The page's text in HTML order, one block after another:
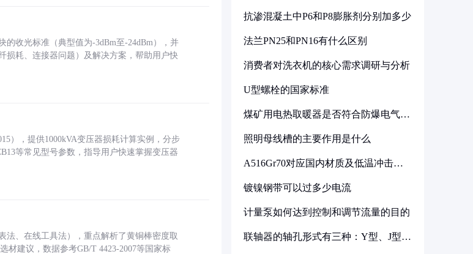
收光标准（典型值为-3dBm至-24dBm），并
损耗、连接器问题）及解决方案，帮助用户快
），提供1000kVA变压器损耗计算实例，分步
等常见型号参数，指导用户快速掌握变压器
法、在线工具法），重点解析了黄铜棒密度取
材建议，数据参考GB/T 4423-2007等国家标
抗渗混凝土中P6和P8膨胀剂分别加多少
法兰PN25和PN16有什么区别
消费者对洗衣机的核心需求调研与分析
U型螺栓的国家标准
煤矿用电热取暖器是否符合防爆电气设
照明母线槽的主要作用是什么
A516Gr70对应国内材质及低温冲击要
镀镍钢带可以过多少电流
计量泵如何达到控制和调节流量的目的
联轴器的轴孔形式有三种：Y型、J型、